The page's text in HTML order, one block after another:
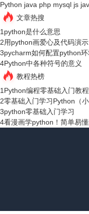
Python java php mysql js
文章热搜
1python是什么意思
2用python画爱心及代码演示
3pycharm如何配置python
4Python中各种符号的意义
教程热榜
1Python编程零基础入门教程
2零基础入门学习Python（小
3python零基础入门学习
4看漫画学python！简单易